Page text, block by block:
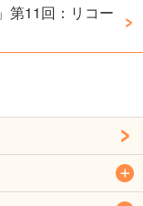
第11回：リコー